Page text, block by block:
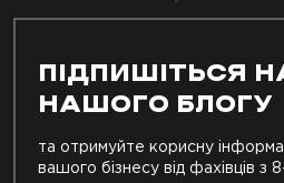
ПІДПИШІТЬСЯ
НАШОГО БЛОГУ
та отримуйте корисну
вашого бізнесу від фахівців з